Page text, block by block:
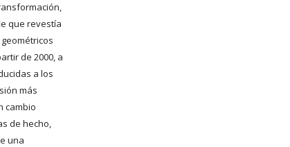
que revestía
de 2000, a
a los
más
cambio
de hecho,
una